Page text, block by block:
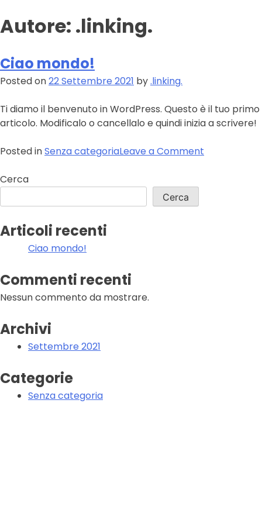
Autore: .linking.
Ciao mondo!
Posted on22 Settembre 2021 by.linking.
Ti diamo il benvenuto in WordPress. Questo è il tuo primo
articolo. Modificalo o cancellalo e quindi inizia a scrivere!
Posted inSenza categoriaLeave a Comment
Cerca
Cerca
Articoli recenti
Ciao mondo!
Commenti recenti
Nessun commento da mostrare.
Archivi
Settembre 2021
Categorie
Senza categoria